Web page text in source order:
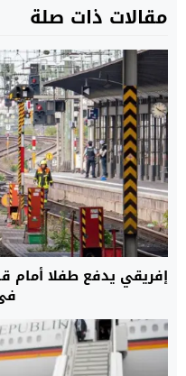
مقالات ذات صلة
إفريقي يدفع طفلا أمام